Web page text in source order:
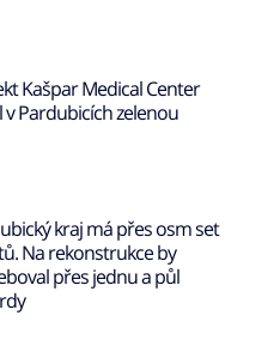
Kašpar Medical Center
v Pardubicích zelenou
kraj má přes osm set
Na rekonstrukce by
přes jednu a půl